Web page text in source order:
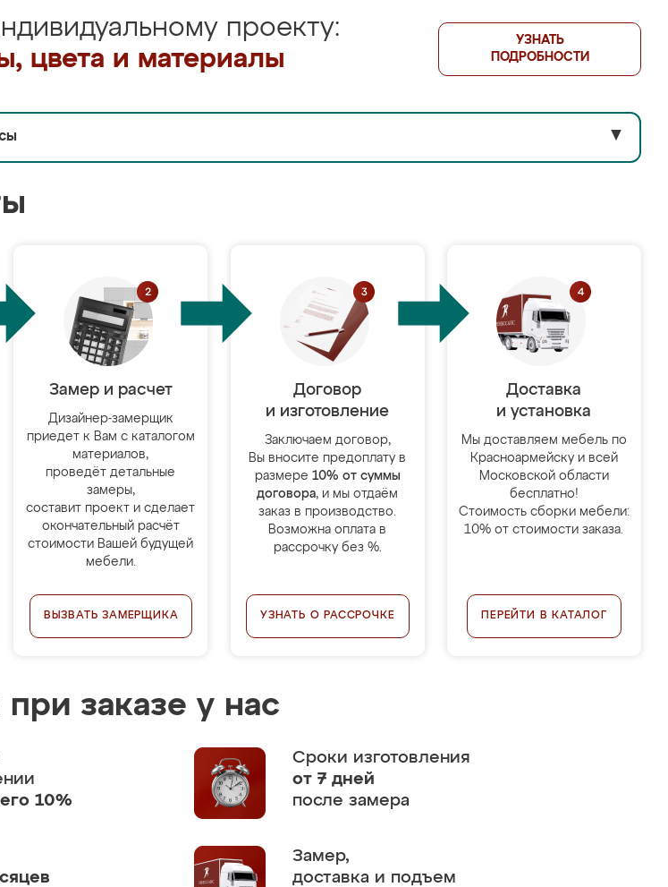
проекту:
цвета и материалы
УЗНАТЬ
ПОДРОБНОСТИ
▼
Замер и расчет
Дизайнер-замерщик
приедет к Вам с каталогом
материалов,
проведёт детальные
замеры,
составит проект и сделает
окончательный расчёт
стоимости Вашей будущей
мебели.
ВЫЗВАТЬ ЗАМЕРЩИКА
Договор
и изготовление
Заключаем договор,
Вы вносите предоплату в
размере 10% от суммы
договора, и мы отдаём
заказ в производство.
Возможна оплата в
рассрочку без %.
УЗНАТЬ О РАССРОЧКЕ
Доставка
и установка
Мы доставляем мебель по
Красноармейску и всей
Московской области
бесплатно!
Стоимость сборки мебели:
10% от стоимости заказа.
ПЕРЕЙТИ В КАТАЛОГ
заказе у нас
10%
Сроки изготовления
от 7 дней
после замера
Замер,
доставка и подъем